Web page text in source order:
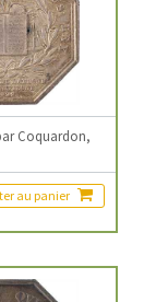
Coquardon,
au panier